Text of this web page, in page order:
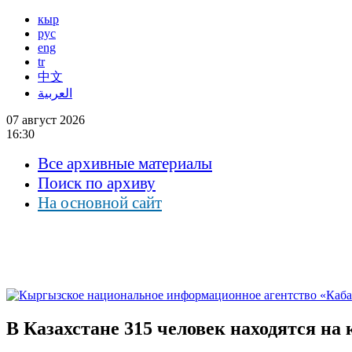
кыр
рус
eng
tr
中文
العربية
07 август 2026
16:30
Все архивные материалы
Поиск по архиву
На основной сайт
В Казахстане 315 человек находятся на